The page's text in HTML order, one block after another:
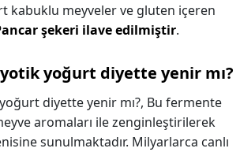
kabuklu meyveler ve gluten içeren
şekeri ilave edilmiştir.
yoğurt diyette yenir mı?
diyette yenir mı?, Bu fermente
aromaları ile zenginleştirilerek
sunulmaktadır. Milyarlarca canlı